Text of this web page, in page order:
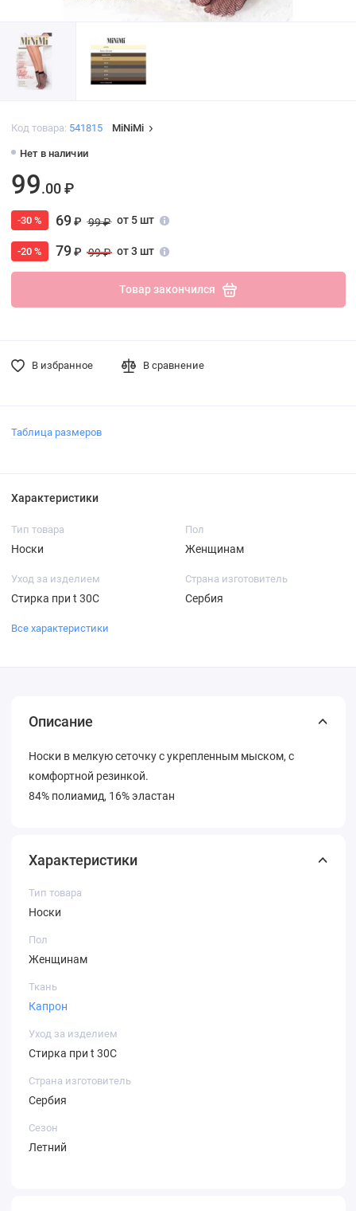
Код товара: 541815 MiNiMi
Нет в наличии
99.00 ₽
-30 % 69₽ 99 ₽ от 5 шт
-20 % 79₽ 99 ₽ от 3 шт
Товар закончился
В избранное В сравнение
Таблица размеров
Характеристики
Тип товара
Носки
Пол
Женщинам
Уход за изделием
Стирка при t 30С
Страна изготовитель
Сербия
Все характеристики
Описание
Носки в мелкую сеточку с укрепленным мыском, с
комфортной резинкой.
84% полиамид, 16% эластан
Характеристики
Тип товара
Носки
Пол
Женщинам
Ткань
Капрон
Уход за изделием
Стирка при t 30С
Страна изготовитель
Сербия
Сезон
Летний